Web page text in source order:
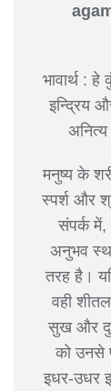
भावार्थ :
इन्द्रिय
मनुष्य के
स्पर्श और
संपर्क
अनुभव
तरह है।
वही
सुख और
को उनसे
इधर-उधर